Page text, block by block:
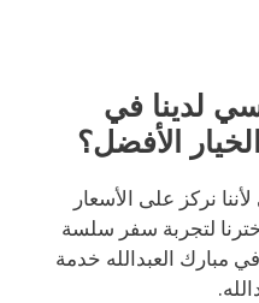
لدينا في
الأفضل؟
نركز على الأسعار
لتجربة سفر سلسة
مبارك العبدالله خدمة